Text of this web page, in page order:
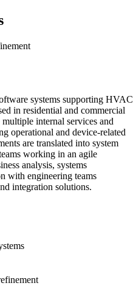
systems supporting HVAC
in residential and commercial
internal services and
operational and device-related
are translated into system
working in an agile
analysis, systems
with engineering teams
integration solutions.